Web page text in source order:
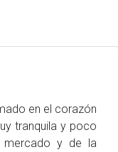
en el corazón
tranquila y poco
mercado y de la